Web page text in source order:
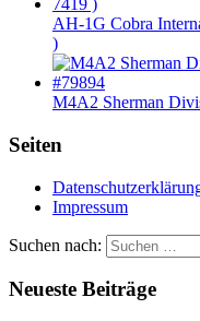
AH-1G Cobra
)
M4A2 Sherman
Seiten
Impressum
Suchen nach:
Neueste Beiträge